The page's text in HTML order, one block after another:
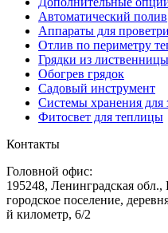
Автоматический полив
Аппараты для
Отлив по периметру
Грядки из лиственницы
Обогрев грядок
Садовый инструмент
Системы хранения для
Фитосвет для теплицы
Контакты
Головной офис:
195248, Ленинградская
городское поселение,
й километр, 6/2